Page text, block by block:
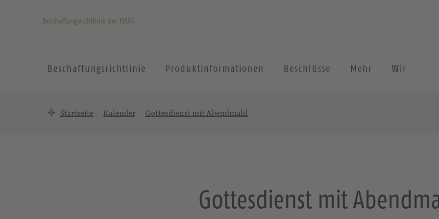
Beschaffungsrichtlinie der EVLKS
Beschaffungsrichtlinie Produktinformationen Beschlüsse Mehr Wir
Startseite Kalender Gottesdienst mit Abendmahl
Gottesdienst mit